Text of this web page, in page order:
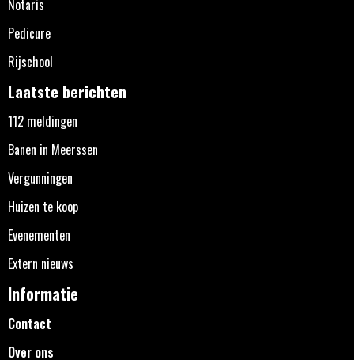
Notaris
Pedicure
Rijschool
Laatste berichten
112 meldingen
Banen in Meerssen
Vergunningen
Huizen te koop
Evenementen
Extern nieuws
Informatie
Contact
Over ons